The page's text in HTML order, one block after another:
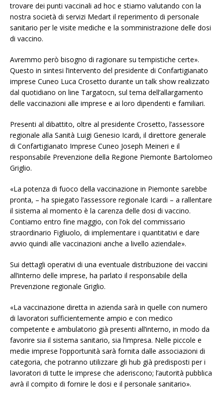
trovare dei punti vaccinali ad hoc e stiamo valutando con la
nostra società di servizi Medart il reperimento di personale
sanitario per le visite mediche e la somministrazione delle dosi
di vaccino.
Avremmo però bisogno di ragionare su tempistiche certe».
Questo in sintesi l’intervento del presidente di Confartigianato
imprese Cuneo Luca Crosetto durante un talk show realizzato
dal quotidiano on line Targatocn, sul tema dell’allargamento
delle vaccinazioni alle imprese e ai loro dipendenti e familiari.
Presenti al dibattito, oltre al presidente Crosetto, l’assessore
regionale alla Sanità Luigi Genesio Icardi, il direttore generale
di Confartigianato Imprese Cuneo Joseph Meineri e il
responsabile Prevenzione della Regione Piemonte Bartolomeo
Griglio.
«La potenza di fuoco della vaccinazione in Piemonte sarebbe
pronta, – ha spiegato l’assessore regionale Icardi – a rallentare
il sistema al momento è la carenza delle dosi di vaccino.
Contiamo entro fine maggio, con l’ok del commissario
straordinario Figliuolo, di implementare i quantitativi e dare
avvio quindi alle vaccinazioni anche a livello aziendale».
Sui dettagli operativi di una eventuale distribuzione dei vaccini
all’interno delle imprese, ha parlato il responsabile della
Prevenzione regionale Griglio.
«La vaccinazione diretta in azienda sarà in quelle con numero
di lavoratori sufficientemente ampio e con medico
competente e ambulatorio già presenti all’interno, in modo da
favorire sia il sistema sanitario, sia l’impresa. Nelle piccole e
medie imprese l’opportunità sarà fornita dalle associazioni di
categoria, che potranno utilizzare gli hub già predisposti per i
lavoratori di tutte le imprese che aderiscono; l’autorità pubblica
avrà il compito di fornire le dosi e il personale sanitario».